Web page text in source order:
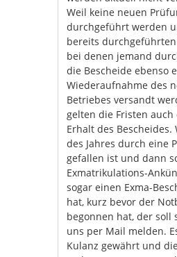
Weil keine neuen
durchgeführt werden
bereits
bei denen jemand
die Bescheide ebenso
Wiederaufnahme des
Betriebes versandt
gelten die Fristen auch
Erhalt des Bescheides.
des Jahres durch eine
gefallen ist und dann
Exmatrikulations-
sogar einen Exma-
hat, kurz bevor der
begonnen hat, der soll
uns per Mail melden.
Kulanz gewährt und